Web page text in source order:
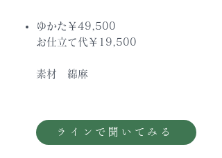
ゆかた￥49,500
お仕立て代￥19,500
素材 綿麻
ラインで聞いてみる